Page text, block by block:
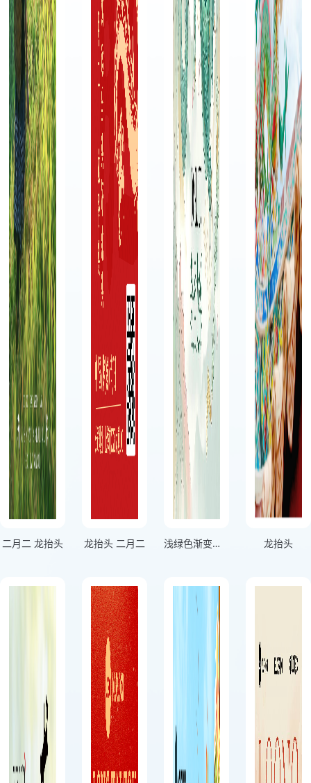
二月二 龙抬头 龙抬头 二月二 浅绿色渐变插画风格春分至龙抬头横版二月二龙抬头海报 龙抬头